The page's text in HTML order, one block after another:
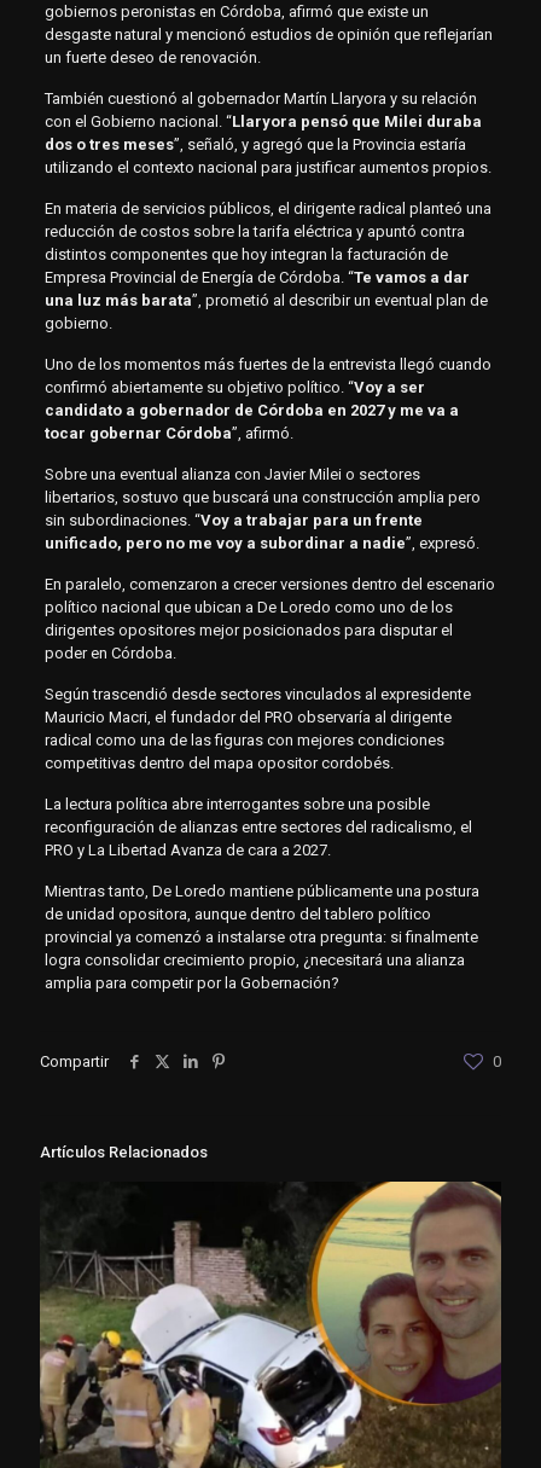
gobiernos peronistas en Córdoba, afirmó que existe un
desgaste natural y mencionó estudios de opinión que reflejarían
un fuerte deseo de renovación.
También cuestionó al gobernador Martín Llaryora y su relación
con el Gobierno nacional. “Llaryora pensó que Milei duraba
dos o tres meses”, señaló, y agregó que la Provincia estaría
utilizando el contexto nacional para justificar aumentos propios.
En materia de servicios públicos, el dirigente radical planteó una
reducción de costos sobre la tarifa eléctrica y apuntó contra
distintos componentes que hoy integran la facturación de
Empresa Provincial de Energía de Córdoba. “Te vamos a dar
una luz más barata”, prometió al describir un eventual plan de
gobierno.
Uno de los momentos más fuertes de la entrevista llegó cuando
confirmó abiertamente su objetivo político. “Voy a ser
candidato a gobernador de Córdoba en 2027 y me va a
tocar gobernar Córdoba”, afirmó.
Sobre una eventual alianza con Javier Milei o sectores
libertarios, sostuvo que buscará una construcción amplia pero
sin subordinaciones. “Voy a trabajar para un frente
unificado, pero no me voy a subordinar a nadie”, expresó.
En paralelo, comenzaron a crecer versiones dentro del escenario
político nacional que ubican a De Loredo como uno de los
dirigentes opositores mejor posicionados para disputar el
poder en Córdoba.
Según trascendió desde sectores vinculados al expresidente
Mauricio Macri, el fundador del PRO observaría al dirigente
radical como una de las figuras con mejores condiciones
competitivas dentro del mapa opositor cordobés.
La lectura política abre interrogantes sobre una posible
reconfiguración de alianzas entre sectores del radicalismo, el
PRO y La Libertad Avanza de cara a 2027.
Mientras tanto, De Loredo mantiene públicamente una postura
de unidad opositora, aunque dentro del tablero político
provincial ya comenzó a instalarse otra pregunta: si finalmente
logra consolidar crecimiento propio, ¿necesitará una alianza
amplia para competir por la Gobernación?
Compartir 0
Artículos Relacionados